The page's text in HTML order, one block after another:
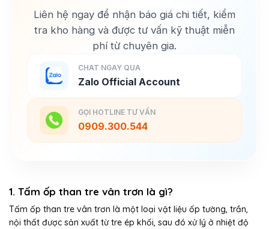
Liên hệ ngay để nhận báo giá chi tiết, kiểm
tra kho hàng và được tư vấn kỹ thuật miễn
phí từ chuyên gia.
CHAT NGAY QUA
Zalo Official Account
GỌI HOTLINE TƯ VẤN
0909.300.544
1. Tấm ốp than tre vân trơn là gì?
Tấm ốp than tre vân trơn là một loại vật liệu ốp tường, trần,
nội thất được sản xuất từ tre ép khối, sau đó xử lý ở nhiệt độ